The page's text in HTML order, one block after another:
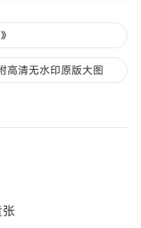
高清无水印原版大图